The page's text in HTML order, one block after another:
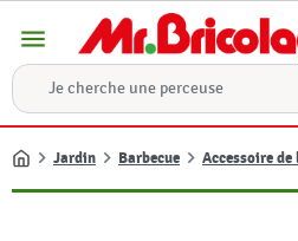
menu
Accueil
Jardin Barbecue Accessoire de